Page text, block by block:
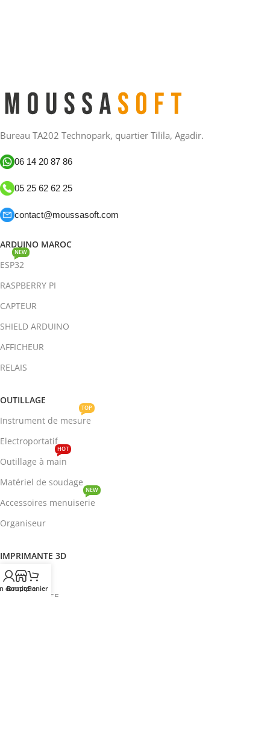
Bureau TA202 Technopark, quartier Tilila, Agadir.
06 14 20 87 86
05 25 62 62 25
contact@moussasoft.com
ARDUINO MAROC
ESP32
NEW
RASPBERRY PI
CAPTEUR
SHIELD ARDUINO
AFFICHEUR
RELAIS
OUTILLAGE
Instrument de mesure
TOP
Electroportatif
Outillage à main
HOT
Matériel de soudage
Accessoires menuiserie
NEW
Organiseur
IMPRIMANTE 3D
ROBOTIQUE
PROTOTYPAGE
compte
BoutiquePanier